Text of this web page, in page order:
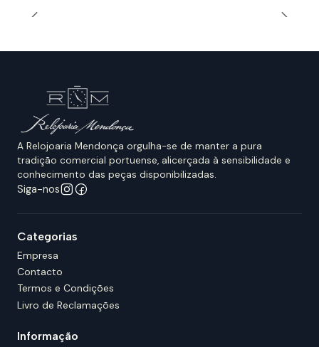
A Relojoaria Mendonça orgulha-se de manter a pura
tradição comercial portuense, alicerçada à sensibilidade e
conhecimento das peças disponibilizadas.
Siga-nos
Categorias
Empresa
Contacto
Termos e Condições
Livro de Reclamações
Informação